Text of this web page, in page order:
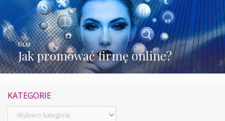
Jak promować firmę online?
FILM
KATEGORIE
Kategorie